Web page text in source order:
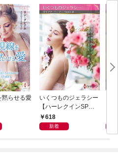
黙らせる愛
いくつものジェラシー
【ハーレクインSP文
庫版】
618
新着